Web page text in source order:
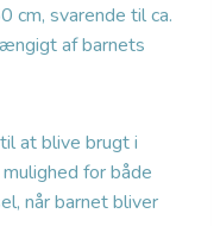
cm, svarende til ca.
af barnets
at blive brugt i
for både
når barnet bliver